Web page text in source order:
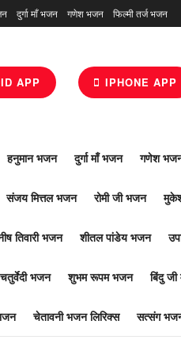
दुर्गा माँ भजन गणेश भजन फिल्मी तर्ज भजन
APP IPHONE APP
हनुमान भजन दुर्गा माँ भजन गणेश
संजय मित्तल भजन रोमी जी भजन
तिवारी भजन शीतल पांडेय भजन
भजन शुभम रूपम भजन बिंदु
चेतावनी भजन लिरिक्स सत्संग